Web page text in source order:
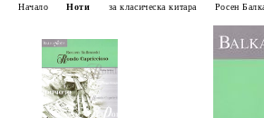
Начало Ноти за класическа китара Росен